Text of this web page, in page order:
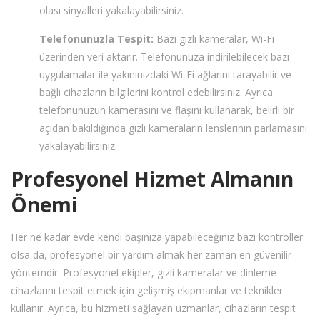
olası sinyalleri yakalayabilirsiniz.
Telefonunuzla Tespit: Bazı gizli kameralar, Wi-Fi
üzerinden veri aktarır. Telefonunuza indirilebilecek bazı
uygulamalar ile yakınınızdaki Wi-Fi ağlarını tarayabilir ve
bağlı cihazların bilgilerini kontrol edebilirsiniz. Ayrıca
telefonunuzun kamerasını ve flaşını kullanarak, belirli bir
açıdan bakıldığında gizli kameraların lenslerinin parlamasını
yakalayabilirsiniz.
Profesyonel Hizmet Almanın
Önemi
Her ne kadar evde kendi başınıza yapabileceğiniz bazı kontroller
olsa da, profesyonel bir yardım almak her zaman en güvenilir
yöntemdir. Profesyonel ekipler, gizli kameralar ve dinleme
cihazlarını tespit etmek için gelişmiş ekipmanlar ve teknikler
kullanır. Ayrıca, bu hizmeti sağlayan uzmanlar, cihazların tespit